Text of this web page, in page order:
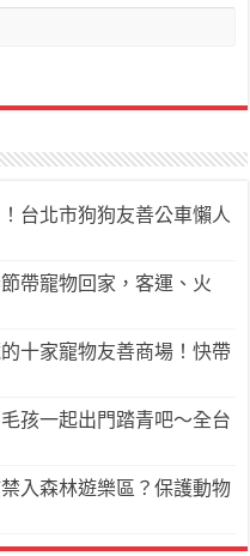
台北市狗狗友善公車懶人
帶寵物回家，客運、火
十家寵物友善商場！快帶
孩一起出門踏青吧～全台
入森林遊樂區？保護動物